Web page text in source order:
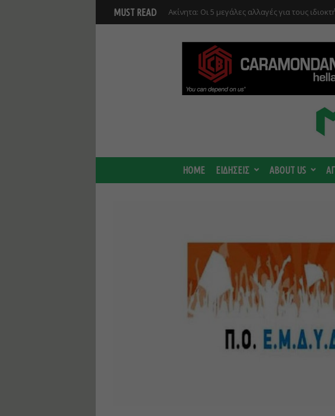
MUST READ Ακίνητα: Οι 5 μεγάλες αλλαγές για τους
Νέο masterplan για 5.000 στρέμματα στον
θα αλλάξει γύρω από τον Βοτανικό και τι
HOME ΕΙΔΗΣΕΙΣ ABOUT US